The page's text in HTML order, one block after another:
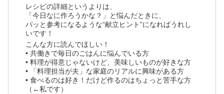
レシピの詳細というよりは、
「今日なに作ろうかな？」と悩んだときに、
パッと参考になるような“献立ヒント”になればうれし
いです！
こんな方に読んでほしい！
• 共働きで毎日のごはんに悩んでいる方
• 料理が得意じゃないけど、美味しいものが好きな方
• 「料理担当が夫」な家庭のリアルに興味がある方
• 食べるのは好き！だけど作るのはちょっと苦手な方
（←私です）